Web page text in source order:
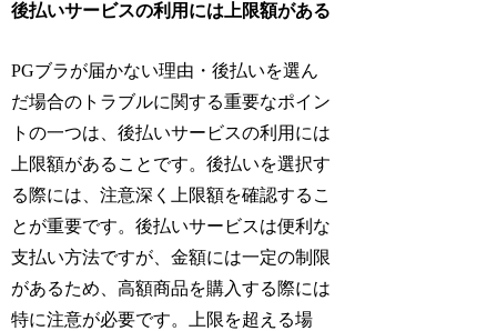
後払いサービスの利用には上限額がある
PGブラが届かない理由・後払いを選ん
だ場合のトラブルに関する重要なポイン
トの一つは、後払いサービスの利用には
上限額があることです。後払いを選択す
る際には、注意深く上限額を確認するこ
とが重要です。後払いサービスは便利な
支払い方法ですが、金額には一定の制限
があるため、高額商品を購入する際には
特に注意が必要です。上限を超える場